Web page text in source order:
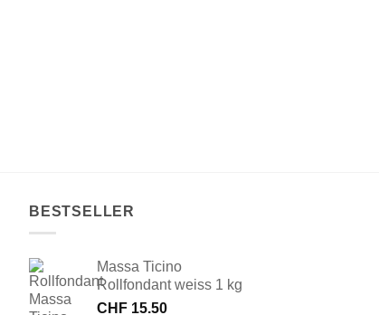
BESTSELLER
Massa Ticino
Rollfondant weiss 1 kg
CHF 15.50